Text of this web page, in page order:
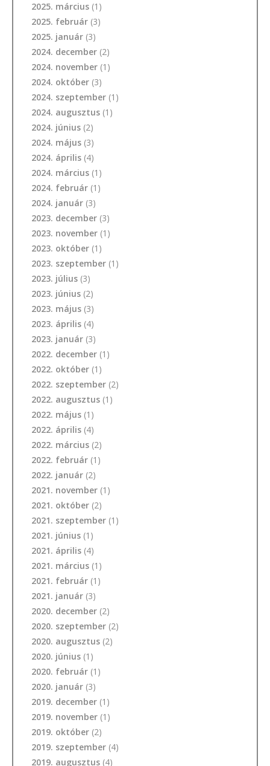
2025. március (1)
2025. február (3)
2025. január (3)
2024. december (2)
2024. november (1)
2024. október (3)
2024. szeptember (1)
2024. augusztus (1)
2024. június (2)
2024. május (3)
2024. április (4)
2024. március (1)
2024. február (1)
2024. január (3)
2023. december (3)
2023. november (1)
2023. október (1)
2023. szeptember (1)
2023. július (3)
2023. június (2)
2023. május (3)
2023. április (4)
2023. január (3)
2022. december (1)
2022. október (1)
2022. szeptember (2)
2022. augusztus (1)
2022. május (1)
2022. április (4)
2022. március (2)
2022. február (1)
2022. január (2)
2021. november (1)
2021. október (2)
2021. szeptember (1)
2021. június (1)
2021. április (4)
2021. március (1)
2021. február (1)
2021. január (3)
2020. december (2)
2020. szeptember (2)
2020. augusztus (2)
2020. június (1)
2020. február (1)
2020. január (3)
2019. december (1)
2019. november (1)
2019. október (2)
2019. szeptember (4)
2019. augusztus (4)